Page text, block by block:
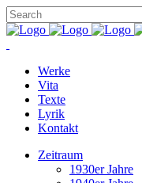
Werke
Vita
Texte
Lyrik
Kontakt
Zeitraum
1930er Jahre